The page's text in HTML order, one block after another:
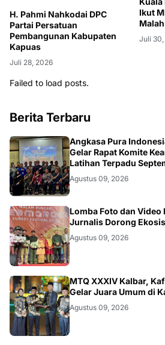
H. Pahmi Nahkodai DPC
Partai Persatuan
Pembangunan Kabupaten
Kapuas
Juli 28, 2026
Ikut
Juli
Failed to load posts.
Berita Terbaru
KALBAR
Angkasa Pura
Gelar Rapat Komite
Latihan Terpadu
Agustus 09, 2026
DAERAH
Lomba Foto dan Video
Jurnalis Dorong
Agustus 09, 2026
KALBAR
MTQ XXXIV Kalbar,
Gelar Juara Umum di
Agustus 09, 2026